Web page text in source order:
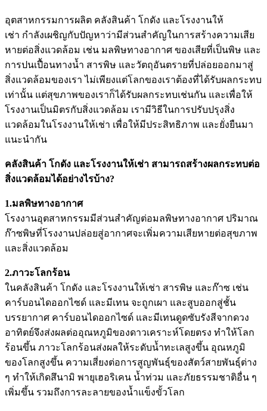
อุตสาหกรรมการผลิต คลังสินค้า โกดัง และโรงงานให้
เช่า กำลังเผชิญกับปัญหาว่ามีส่วนสำคัญในการสร้างความเสีย
หายต่อสิ่งแวดล้อม เช่น มลพิษทางอากาศ ของเสียที่เป็นพิษ และ
การปนเปื้อนทางน้ำ สารพิษ และวัตถุอันตรายที่ปล่อยออกมาสู่
สิ่งแวดล้อมของเรา ไม่เพียงแต่โลกของเราต้องที่ได้รับผลกระทบ
เท่านั้น แต่สุขภาพของเราก็ได้รับผลกระทบเช่นกัน และเพื่อให้
โรงงานเป็นมิตรกับสิ่งแวดล้อม เรามีวิธีในการปรับปรุงสิ่ง
แวดล้อมในโรงงานให้เช่า เพื่อให้มีประสิทธิภาพ และยั่งยืนมา
แนะนำกัน
คลังสินค้า โกดัง และโรงงานให้เช่า สามารถสร้างผลกระทบต่อ
สิ่งแวดล้อมได้อย่างไรบ้าง?
1.มลพิษทางอากาศ
โรงงานอุตสาหกรรมมีส่วนสำคัญต่อมลพิษทางอากาศ ปริมาณ
ก๊าซพิษที่โรงงานปล่อยสู่อากาศจะเพิ่มความเสียหายต่อสุขภาพ
และสิ่งแวดล้อม
2.ภาวะโลกร้อน
ในคลังสินค้า โกดัง และโรงงานให้เช่า สารพิษ และก๊าซ เช่น
คาร์บอนไดออกไซด์ และมีเทน จะถูกเผา และสูบออกสู่ชั้น
บรรยากาศ คาร์บอนไดออกไซด์ และมีเทนดูดซับรังสีจากดวง
อาทิตย์จึงส่งผลต่ออุณหภูมิของดาวเคราะห์โดยตรง ทำให้โลก
ร้อนขึ้น ภาวะโลกร้อนส่งผลให้ระดับน้ำทะเลสูงขึ้น อุณหภูมิ
ของโลกสูงขึ้น ความเสี่ยงต่อการสูญพันธุ์ของสัตว์สายพันธุ์ต่าง
ๆ ทำให้เกิดสึนามิ พายุเฮอริเคน น้ำท่วม และภัยธรรมชาติอื่น ๆ
เพิ่มขึ้น รวมถึงการละลายของน้ำแข็งขั้วโลก